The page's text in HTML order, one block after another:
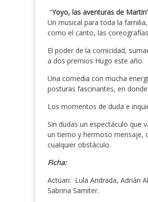
“Yoyo, las aventuras de
Un musical para toda la
como el canto, las
El poder de la comicidad,
a dos premios Hugo este año.
Una comedia con mucha
posturas fascinantes, en
Los momentos de duda e
Sin dudas un espectáculo que
un tierno y hermoso mensaje,
cualquier obstáculo.
Ficha:
Actúan: Lula Andrada, Adrián
Sabrina Samiter.